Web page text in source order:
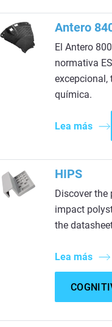
Antero
El Antero
normativa
excepcional,
química.
Lea más
HIPS
Discover the
impact
the
Lea más